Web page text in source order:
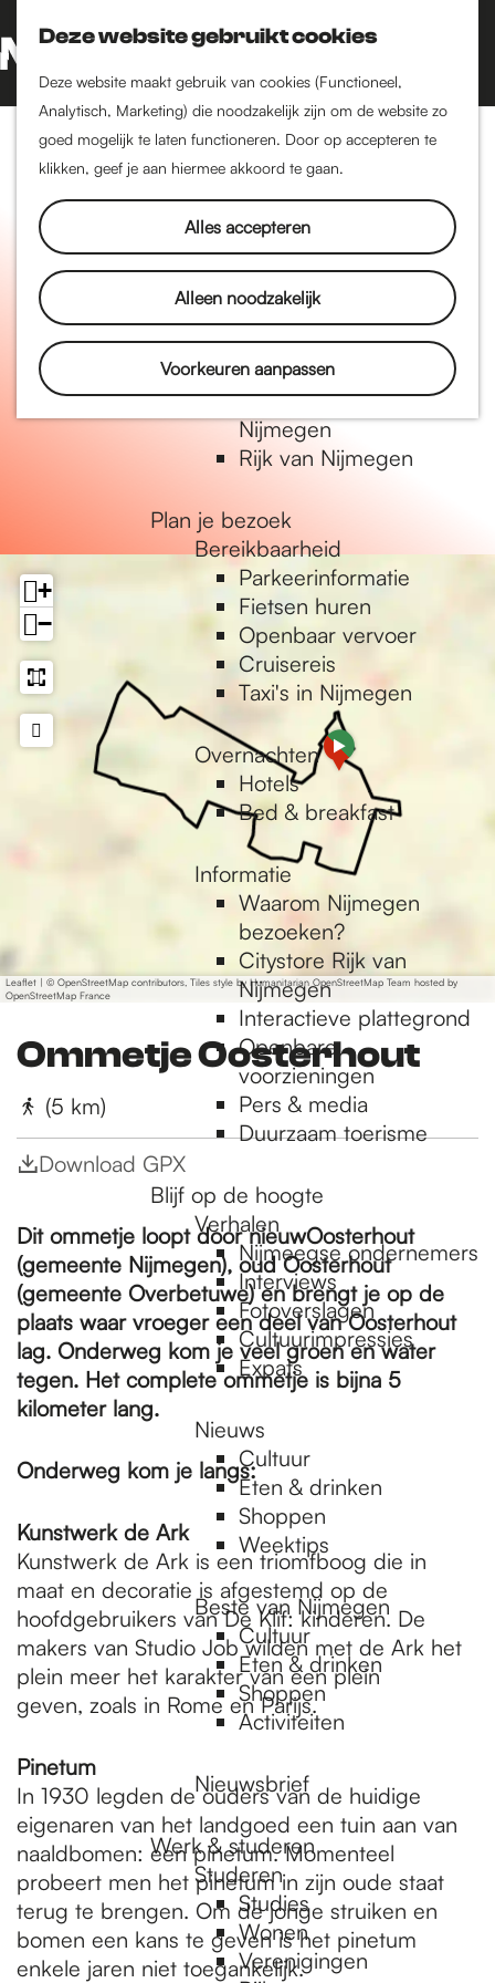
Deze website gebruikt cookies
Deze website maakt gebruik van cookies (Functioneel,
Analytisch, Marketing) die noodzakelijk zijn om de website zo
goed mogelijk te laten functioneren. Door op accepteren te
klikken, geef je aan hiermee akkoord te gaan.
Alles accepteren
Alleen noodzakelijk
Voorkeuren aanpassen
a
Z
o
e
k
e
n
K
a
a
r
t
M
e
n
Dukenburg
Lindenholt
Historie
De oudste stad van
Nederland
Historische tijdlijn
Romeinse Limes
Vrede van Nijmegen
Penning
Natuur in Nijmegen
Groenkaart van
Nijmegen
Rijk van Nijmegen
Plan je bezoek
Bereikbaarheid
Parkeerinformatie
Fietsen huren
Openbaar vervoer
Cruisereis
Taxi's in Nijmegen
Overnachten
Hotels
Bed & breakfast
Informatie
Waarom Nijmegen
bezoeken?
Citystore Rijk van
Nijmegen
Interactieve plattegrond
Openbare
voorzieningen
Pers & media
Duurzaam toerisme
Blijf op de hoogte
Verhalen
Nijmeegse ondernemers
Interviews
Fotoverslagen
Cultuurimpressies
Expats
Nieuws
Cultuur
Eten & drinken
Shoppen
Weektips
Beste van Nijmegen
Cultuur
Eten & drinken
Shoppen
Activiteiten
Nieuwsbrief
Werk & studeren
Studeren
Studies
Wonen
Verenigingen
a
d
r
e
s
s
+
−
Leaflet | © OpenStreetMap contributors, Tiles style by Humanitarian OpenStreetMap Team hosted by
OpenStreetMap France
Ommetje Oosterhout
(5 km)
Download GPX
Dit ommetje loopt door nieuwOosterhout
(gemeente Nijmegen), oud Oosterhout
(gemeente Overbetuwe) en brengt je op de
plaats waar vroeger een deel van Oosterhout
lag. Onderweg kom je veel groen en water
tegen. Het complete ommetje is bijna 5
kilometer lang.
Onderweg kom je langs:
Kunstwerk de Ark
Kunstwerk de Ark is een triomfboog die in
maat en decoratie is afgestemd op de
hoofdgebruikers van De Klif: kinderen. De
makers van Studio Job wilden met de Ark het
plein meer het karakter van een plein
geven, zoals in Rome en Parijs.
Pinetum
In 1930 legden de ouders van de huidige
eigenaren van het landgoed een tuin aan van
naaldbomen: een pinetum. Momenteel
probeert men het pinetum in zijn oude staat
terug te brengen. Om de jonge struiken en
bomen een kans te geven is het pinetum
enkele jaren niet toegankelijk.